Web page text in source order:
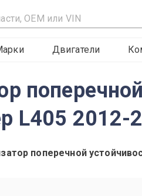
Двигатели
L405 2012-
поперечной